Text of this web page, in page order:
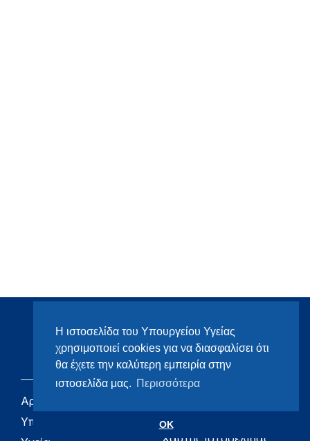
Η ιστοσελίδα του Υπουργείου Υγείας
χρησιμοποιεί cookies για να διασφαλίσει ότι
θα έχετε την καλύτερη εμπειρία στην
ιστοσελίδα μας. Περισσότερα
OK
Αρχική
Υπουργείο
Υγεία
Χάρτης ιστοσελίδας